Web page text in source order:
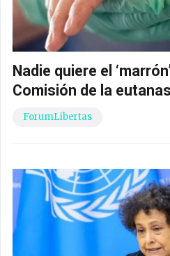
Nadie quiere el
Comisión de la
ForumLibertas